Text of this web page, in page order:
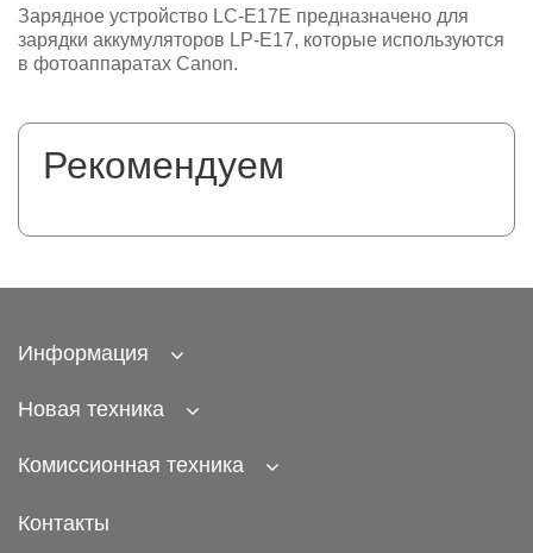
Зарядное устройство LC-E17E предназначено для
зарядки аккумуляторов LP-E17, которые используются
в фотоаппаратах Canon.
Рекомендуем
Информация
Новая техника
Комиссионная техника
Контакты